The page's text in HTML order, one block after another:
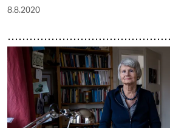
8.8.2020